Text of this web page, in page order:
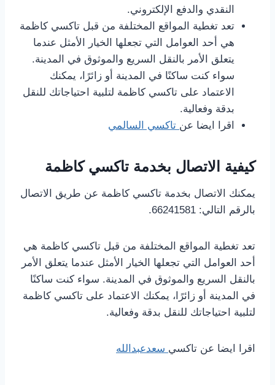
النقدي والدفع الإلكتروني.
تعد تغطية المواقع المختلفة من قبل تاكسي كاظمة
هي أحد العوامل التي تجعلها الخيار الأمثل عندما
يتعلق الأمر بالنقل السريع والموثوق في المدينة.
سواء كنت ساكنًا في المدينة أو زائرًا، يمكنك
الاعتماد على تاكسي كاظمة لتلبية احتياجاتك للنقل
بدقة وفعالية.
اقرا ايضا عن تاكسي السالمي
كيفية الاتصال بخدمة تاكسي كاظمة
يمكنك الاتصال بخدمة تاكسي كاظمة عن طريق الاتصال
بالرقم التالي: 66241581.
تعد تغطية المواقع المختلفة من قبل تاكسي كاظمة هي
أحد العوامل التي تجعلها الخيار الأمثل عندما يتعلق الأمر
بالنقل السريع والموثوق في المدينة. سواء كنت ساكنًا
في المدينة أو زائرًا، يمكنك الاعتماد على تاكسي كاظمة
لتلبية احتياجاتك للنقل بدقة وفعالية.
اقرا ايضا عن تاكسي سعدعبدالله